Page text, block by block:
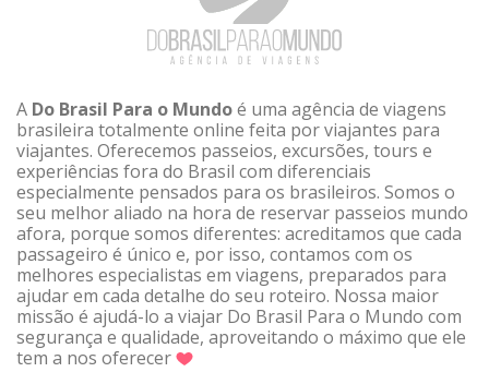
A Do Brasil Para o Mundoé uma agência de viagens
brasileira totalmente online feita por viajantes para
viajantes. Oferecemos passeios, excursões, tours e
experiências fora do Brasil com diferenciais
especialmente pensados para os brasileiros. Somos o
seu melhor aliado na hora de reservar passeios mundo
afora, porque somos diferentes: acreditamos que cada
passageiro é único e, por isso, contamos com os
melhores especialistas em viagens, preparados para
ajudar em cada detalhe do seu roteiro. Nossa maior
missão é ajudá-lo a viajar Do Brasil Para o Mundo com
segurança e qualidade, aproveitando o máximo que ele
tem a nos oferecer